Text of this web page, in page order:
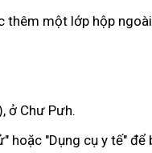
một lớp hộp
ở Chư Pưh.
hoặc "Dụng cụ y tế" để